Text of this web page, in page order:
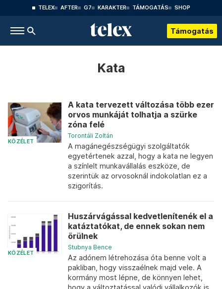
TELEX AFTER G7 KARAKTER TÁMOGATÁS SHOP
Támogatás
Kata
KÖZÉLET
A kata tervezett változása több ezer
orvos munkáját tolhatja a szürke
zóna felé
Torontáli Zoltán
A magánegészségügyi szolgáltatók
egyetértenek azzal, hogy a kata ne legyen
a színlelt munkavállalás eszköze, de
szerintük az orvosoknál indokolatlan ez a
szigorítás.
KÖZÉLET
Huszárvágással kedvetlenítenék el a
katáztatókat, de ennek sokan nem
örülnek
Stubnya Bence
Az adónem létrehozása óta benne volt a
pakliban, hogy visszaélnek majd vele. A
kormány most lépne, de könnyen lehet,
hogy a változtatással valódi vállalkozók is